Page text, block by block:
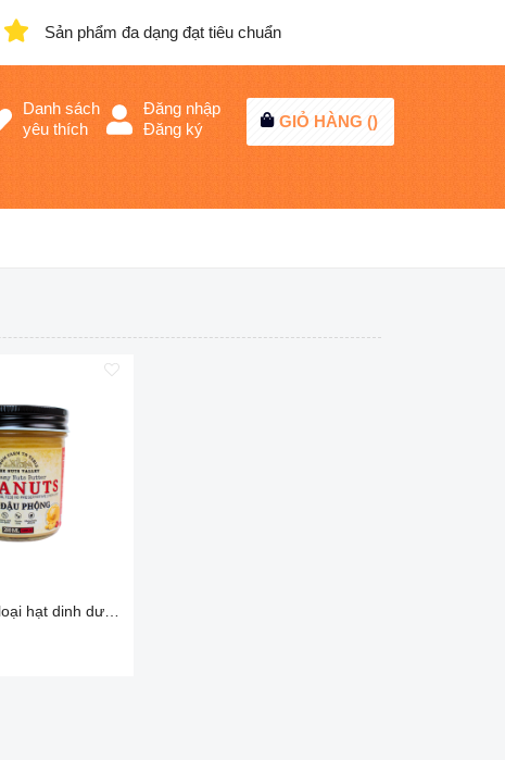
Sản phẩm đa dạng đạt tiêu chuẩn
Danh sách
yêu thích
Đăng nhập
Đăng ký
GIỎ HÀNG ()
Bơ từ các loại hạt dinh dưỡng - Nuts Butter - 300ml